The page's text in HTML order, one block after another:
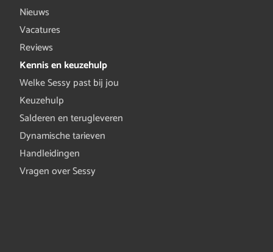
Nieuws
Vacatures
Reviews
Kennis en keuzehulp
Welke Sessy past bij jou
Keuzehulp
Salderen en terugleveren
Dynamische tarieven
Handleidingen
Vragen over Sessy